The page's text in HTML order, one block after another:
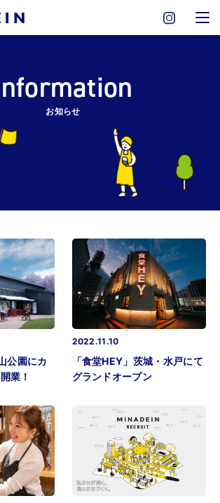
お知らせ
公園にカ
業！
2022.11.10
「食堂HEY」茨城・水戸にて
グランドオープン